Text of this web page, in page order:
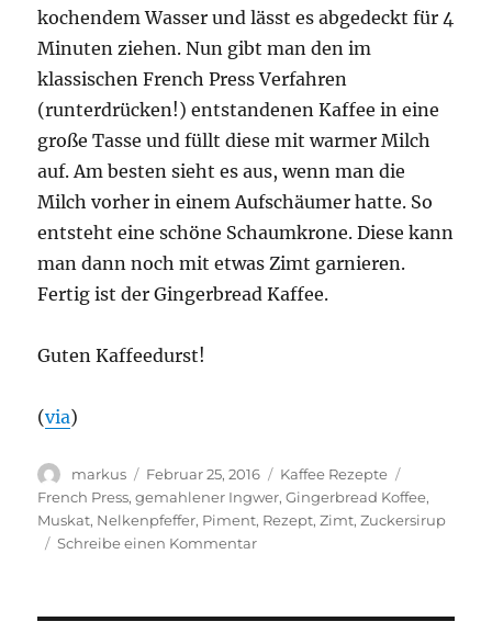
kochendem Wasser und lässt es abgedeckt für 4
Minuten ziehen. Nun gibt man den im
klassischen French Press Verfahren
(runterdrücken!) entstandenen Kaffee in eine
große Tasse und füllt diese mit warmer Milch
auf. Am besten sieht es aus, wenn man die
Milch vorher in einem Aufschäumer hatte. So
entsteht eine schöne Schaumkrone. Diese kann
man dann noch mit etwas Zimt garnieren.
Fertig ist der Gingerbread Kaffee.
Guten Kaffeedurst!
(via)
Autor
markus
Veröffentlicht
am
Februar 25, 2016 Kategorien
Kaffee Rezepte
French Press,gemahlener Ingwer,Gingerbread Koffee,
Muskat, Nelkenpfeffer, Piment, Rezept,Zimt,Zuckersirup
Schreibe einen Kommentarzu